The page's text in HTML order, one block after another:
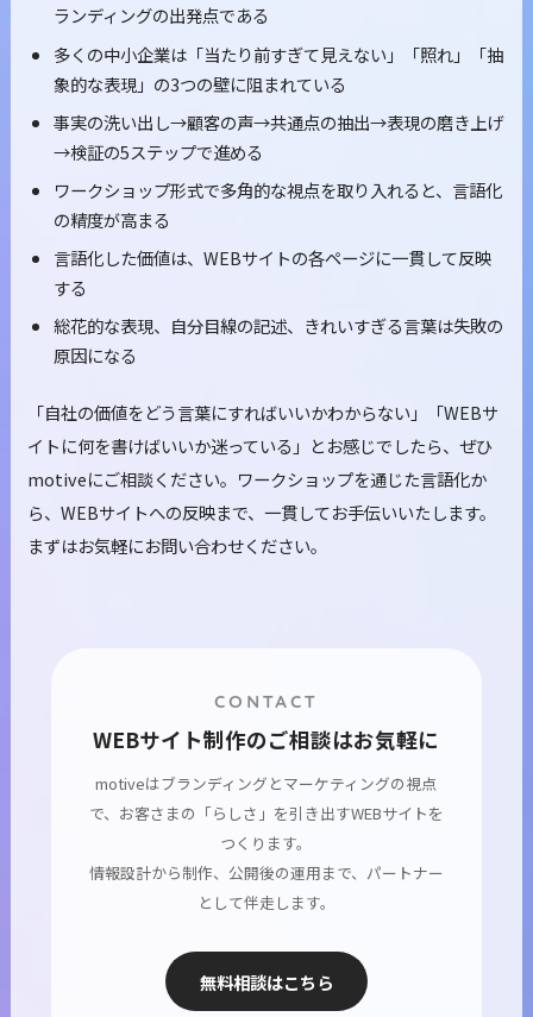
ランディングの出発点である
多くの中小企業は「当たり前すぎて見えない」「照れ」「抽
象的な表現」の3つの壁に阻まれている
事実の洗い出し→顧客の声→共通点の抽出→表現の磨き上げ
→検証の5ステップで進める
ワークショップ形式で多角的な視点を取り入れると、言語化
の精度が高まる
言語化した価値は、WEBサイトの各ページに一貫して反映
する
総花的な表現、自分目線の記述、きれいすぎる言葉は失敗の
原因になる
「自社の価値をどう言葉にすればいいかわからない」「WEBサ
イトに何を書けばいいか迷っている」とお感じでしたら、ぜひ
motiveにご相談ください。ワークショップを通じた言語化か
ら、WEBサイトへの反映まで、一貫してお手伝いいたします。
まずはお気軽にお問い合わせください。
CONTACT
WEBサイト制作のご相談はお気軽に
motiveはブランディングとマーケティングの視点
で、お客さまの「らしさ」を引き出すWEBサイトを
つくります。
情報設計から制作、公開後の運用まで、パートナー
として伴走します。
無料相談はこちら